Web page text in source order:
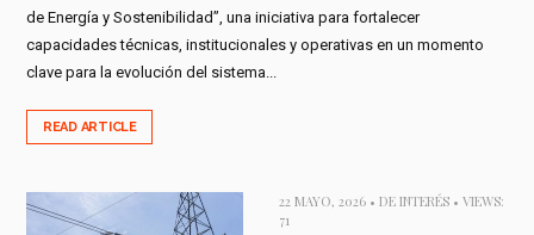
de Energía y Sostenibilidad”, una iniciativa para fortalecer
capacidades técnicas, institucionales y operativas en un momento
clave para la evolución del sistema...
READ ARTICLE
22 MAYO, 2026 • DE INTERÉS• VIEWS:
71